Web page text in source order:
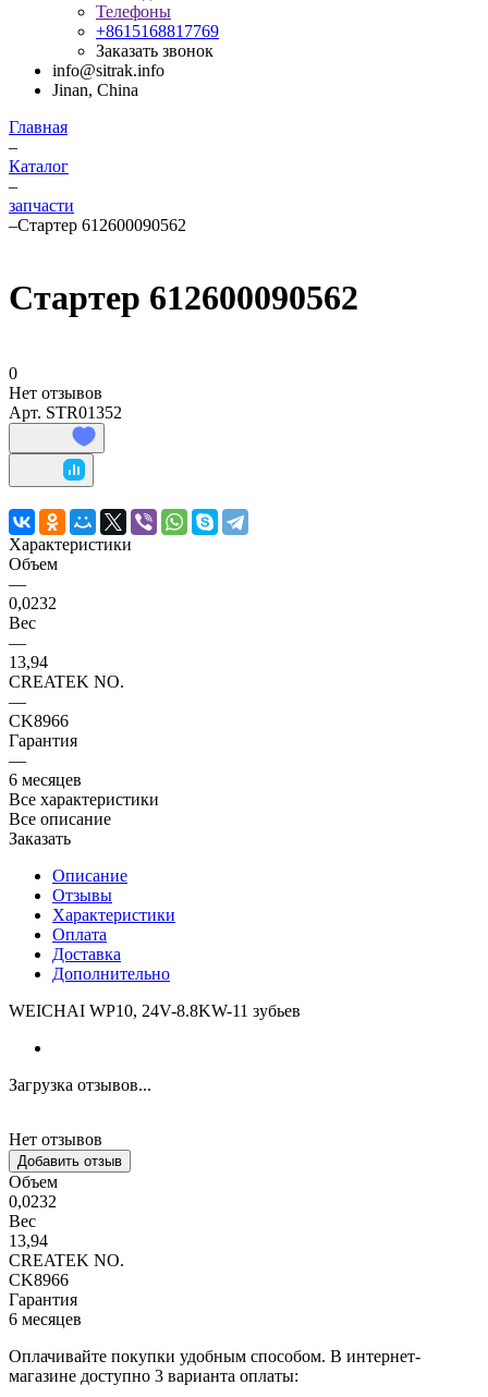
Телефоны
+8615168817769
Заказать звонок
info@sitrak.info
Jinan, China
Главная
–
Каталог
–
запчасти
–Стартер 612600090562
Стартер 612600090562
0
Нет отзывов
Арт. STR01352
Характеристики
Объем
—
0,0232
Вес
—
13,94
CREATEK NO.
—
CK8966
Гарантия
—
6 месяцев
Все характеристики
Все описание
Заказать
Описание
Отзывы
Характеристики
Оплата
Доставка
Дополнительно
WEICHAI WP10, 24V-8.8KW-11 зубьев
Загрузка отзывов...
Нет отзывов
Добавить отзыв
Объем
0,0232
Вес
13,94
CREATEK NO.
CK8966
Гарантия
6 месяцев
Оплачивайте покупки удобным способом. В интернет-
магазине доступно 3 варианта оплаты: